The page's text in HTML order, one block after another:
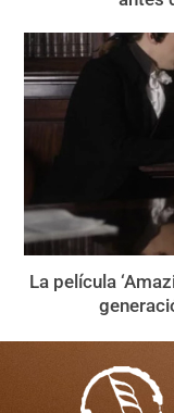
La película